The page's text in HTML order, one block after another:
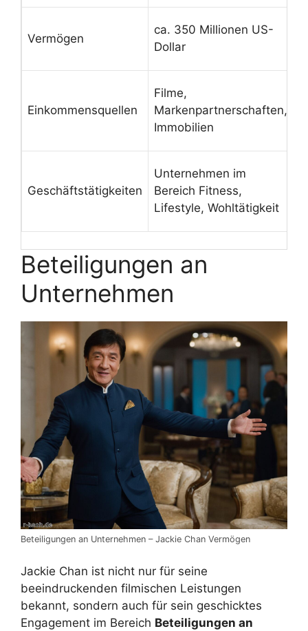
Vermögen
ca. 350 Millionen US-
Dollar
Einkommensquellen
Filme,
Markenpartnerschaften,
Immobilien
Geschäftstätigkeiten
Unternehmen im
Bereich Fitness,
Lifestyle, Wohltätigkeit
Beteiligungen an
Unternehmen
Beteiligungen an Unternehmen – Jackie Chan Vermögen
Jackie Chan ist nicht nur für seine
beeindruckenden filmischen Leistungen
bekannt, sondern auch für sein geschicktes
Engagement im Bereich Beteiligungen an